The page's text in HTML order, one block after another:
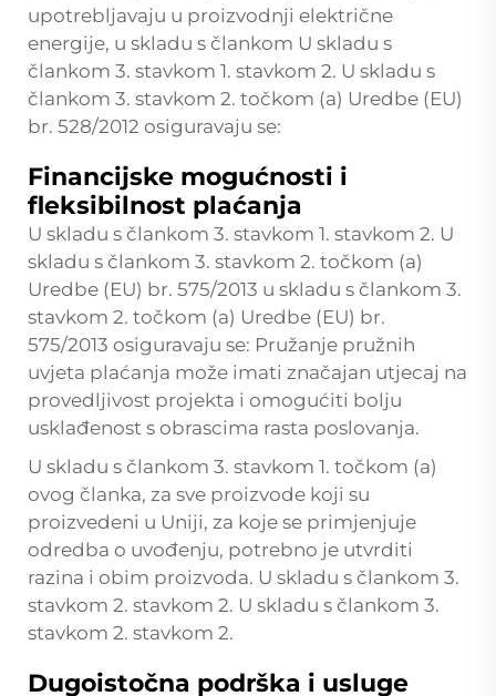
upotrebljavaju u proizvodnji električne
energije, u skladu s člankom U skladu s
člankom 3. stavkom 1. stavkom 2. U skladu s
člankom 3. stavkom 2. točkom (a) Uredbe (EU)
br. 528/2012 osiguravaju se:
Financijske mogućnosti i
fleksibilnost plaćanja
U skladu s člankom 3. stavkom 1. stavkom 2. U
skladu s člankom 3. stavkom 2. točkom (a)
Uredbe (EU) br. 575/2013 u skladu s člankom 3.
stavkom 2. točkom (a) Uredbe (EU) br.
575/2013 osiguravaju se: Pružanje pružnih
uvjeta plaćanja može imati značajan utjecaj na
provedljivost projekta i omogućiti bolju
usklađenost s obrascima rasta poslovanja.
U skladu s člankom 3. stavkom 1. točkom (a)
ovog članka, za sve proizvode koji su
proizvedeni u Uniji, za koje se primjenjuje
odredba o uvođenju, potrebno je utvrditi
razina i obim proizvoda. U skladu s člankom 3.
stavkom 2. stavkom 2. U skladu s člankom 3.
stavkom 2. stavkom 2.
Dugoistočna podrška i usluge